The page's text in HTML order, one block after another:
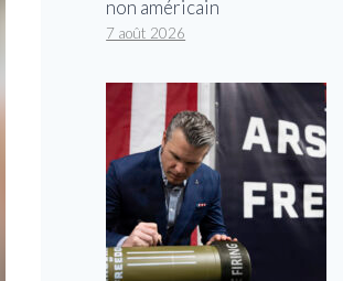
non américain
7 août 2026